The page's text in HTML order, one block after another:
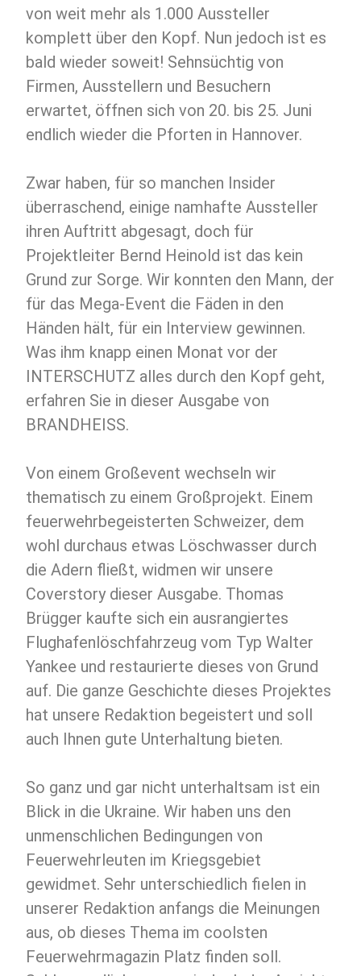
von weit mehr als 1.000 Aussteller
komplett über den Kopf. Nun jedoch ist es
bald wieder soweit! Sehnsüchtig von
Firmen, Ausstellern und Besuchern
erwartet, öffnen sich von 20. bis 25. Juni
endlich wieder die Pforten in Hannover.
Zwar haben, für so manchen Insider
überraschend, einige namhafte Aussteller
ihren Auftritt abgesagt, doch für
Projektleiter Bernd Heinold ist das kein
Grund zur Sorge. Wir konnten den Mann, der
für das Mega-Event die Fäden in den
Händen hält, für ein Interview gewinnen.
Was ihm knapp einen Monat vor der
INTERSCHUTZ alles durch den Kopf geht,
erfahren Sie in dieser Ausgabe von
BRANDHEISS.
Von einem Großevent wechseln wir
thematisch zu einem Großprojekt. Einem
feuerwehrbegeisterten Schweizer, dem
wohl durchaus etwas Löschwasser durch
die Adern fließt, widmen wir unsere
Coverstory dieser Ausgabe. Thomas
Brügger kaufte sich ein ausrangiertes
Flughafenlöschfahrzeug vom Typ Walter
Yankee und restaurierte dieses von Grund
auf. Die ganze Geschichte dieses Projektes
hat unsere Redaktion begeistert und soll
auch Ihnen gute Unterhaltung bieten.
So ganz und gar nicht unterhaltsam ist ein
Blick in die Ukraine. Wir haben uns den
unmenschlichen Bedingungen von
Feuerwehrleuten im Kriegsgebiet
gewidmet. Sehr unterschiedlich fielen in
unserer Redaktion anfangs die Meinungen
aus, ob dieses Thema im coolsten
Feuerwehrmagazin Platz finden soll.